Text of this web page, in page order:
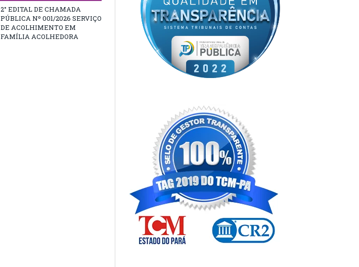
2° EDITAL DE CHAMADA
PÚBLICA Nº 001/2026 SERVIÇO
DE ACOLHIMENTO EM
FAMÍLIA ACOLHEDORA